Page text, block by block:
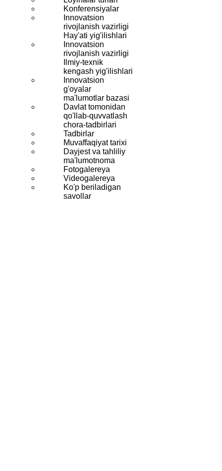
Konferensiyalar
Innovatsion
rivojlanish vazirligi
Hay'ati yig'ilishlari
Innovatsion
rivojlanish vazirligi
Ilmiy-texnik
kengash yig'ilishlari
Innovatsion
g'oyalar
ma'lumotlar bazasi
Davlat tomonidan
qo'llab-quvvatlash
chora-tadbirlari
Tadbirlar
Muvaffaqiyat tarixi
Dayjest va tahliliy
ma'lumotnoma
Fotogalereya
Videogalereya
Ko'p beriladigan
savollar